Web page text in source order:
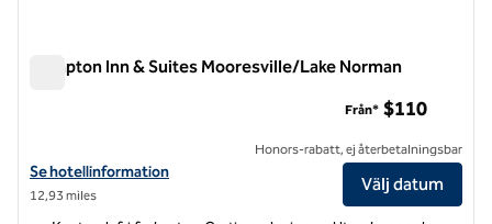
Hampton Inn & Suites Mooresville/Lake Norman
Visa hotelldetaljer för Hampton Inn & Suites Mooresville/Lake
Se hotellinformation
12,93 miles
Från* $110
Honors-rabatt, ej återbetalningsbar
Välj datum